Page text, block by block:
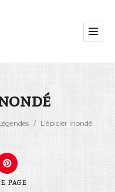
/ L’épicier inondé
PAGE